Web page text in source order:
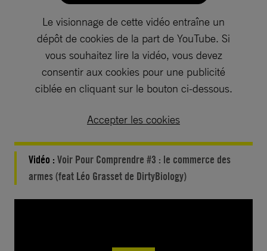
Le visionnage de cette vidéo entraîne un
dépôt de cookies de la part de YouTube. Si
vous souhaitez lire la vidéo, vous devez
consentir aux cookies pour une publicité
ciblée en cliquant sur le bouton ci-dessous.
Accepter les cookies
Vidéo : Voir Pour Comprendre #3 : le commerce des
armes (feat Léo Grasset de DirtyBiology)